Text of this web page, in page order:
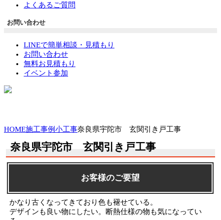
よくあるご質問
お問い合わせ
LINEで簡単相談・見積もり
お問い合わせ
無料お見積もり
イベント参加
HOME施工事例小工事奈良県宇陀市 玄関引き戸工事
奈良県宇陀市 玄関引き戸工事
お客様のご要望
かなり古くなってきており色も褪せている。
デザインも良い物にしたい。断熱仕様の物も気になってい